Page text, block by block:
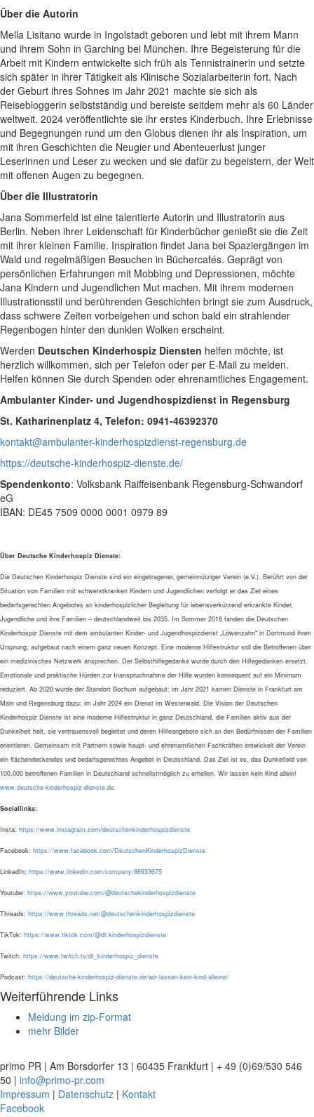
Über die Autorin
Mella Lisitano wurde in Ingolstadt geboren und lebt mit ihrem Mann
und ihrem Sohn in Garching bei München. Ihre Begeisterung für die
Arbeit mit Kindern entwickelte sich früh als Tennistrainerin und setzte
sich später in ihrer Tätigkeit als Klinische Sozialarbeiterin fort. Nach
der Geburt ihres Sohnes im Jahr 2021 machte sie sich als
Reisebloggerin selbstständig und bereiste seitdem mehr als 60 Länder
weltweit. 2024 veröffentlichte sie ihr erstes Kinderbuch. Ihre Erlebnisse
und Begegnungen rund um den Globus dienen ihr als Inspiration, um
mit ihren Geschichten die Neugier und Abenteuerlust junger
Leserinnen und Leser zu wecken und sie dafür zu begeistern, der Welt
mit offenen Augen zu begegnen.
Über die Illustratorin
Jana Sommerfeld ist eine talentierte Autorin und Illustratorin aus
Berlin. Neben ihrer Leidenschaft für Kinderbücher genießt sie die Zeit
mit ihrer kleinen Familie. Inspiration findet Jana bei Spaziergängen im
Wald und regelmäßigen Besuchen in Büchercafés. Geprägt von
persönlichen Erfahrungen mit Mobbing und Depressionen, möchte
Jana Kindern und Jugendlichen Mut machen. Mit ihrem modernen
Illustrationsstil und berührenden Geschichten bringt sie zum Ausdruck,
dass schwere Zeiten vorbeigehen und schon bald ein strahlender
Regenbogen hinter den dunklen Wolken erscheint.
Werden Deutschen Kinderhospiz Diensten helfen möchte, ist
herzlich willkommen, sich per Telefon oder per E-Mail zu melden.
Helfen können Sie durch Spenden oder ehrenamtliches Engagement.
Ambulanter Kinder- und Jugendhospizdienst in Regensburg
St. Katharinenplatz 4, Telefon: 0941-46392370
kontakt@ambulanter-kinderhospizdienst-regensburg.de
https://deutsche-kinderhospiz-dienste.de/
Spendenkonto: Volksbank Raiffeisenbank Regensburg-Schwandorf
eG
IBAN: DE45 7509 0000 0001 0979 89
Über Deutsche Kinderhospiz Dienste:
Die Deutschen Kinderhospiz Dienste sind ein eingetragener, gemeinnütziger Verein (e.V.). Berührt von der
Situation von Familien mit schwerstkranken Kindern und Jugendlichen verfolgt er das Ziel eines
bedarfsgerechten Angebotes an kinderhospizlicher Begleitung für lebensverkürzend erkrankte Kinder,
Jugendliche und ihre Familien – deutschlandweit bis 2035. Im Sommer 2018 fanden die Deutschen
Kinderhospiz Dienste mit dem ambulanten Kinder- und Jugendhospizdienst „Löwenzahn“ in Dortmund ihren
Ursprung, aufgebaut nach einem ganz neuen Konzept. Eine moderne Hilfestruktur soll die Betroffenen über
ein medizinisches Netzwerk ansprechen. Der Selbsthilfegedanke wurde durch den Hilfegedanken ersetzt.
Emotionale und praktische Hürden zur Inanspruchnahme der Hilfe wurden konsequent auf ein Minimum
reduziert. Ab 2020 wurde der Standort Bochum aufgebaut; im Jahr 2021 kamen Dienste in Frankfurt am
Main und Regensburg dazu; im Jahr 2024 ein Dienst im Westerwald. Die Vision der Deutschen
Kinderhospiz Dienste ist eine moderne Hilfestruktur in ganz Deutschland, die Familien aktiv aus der
Dunkelheit holt, sie vertrauensvoll begleitet und deren Hilfeangebote sich an den Bedürfnissen der Familien
orientieren. Gemeinsam mit Partnern sowie haupt- und ehrenamtlichen Fachkräften entwickelt der Verein
ein flächendeckendes und bedarfsgerechtes Angebot in Deutschland. Das Ziel ist es, das Dunkelfeld von
100.000 betroffenen Familien in Deutschland schnellstmöglich zu erhellen. Wir lassen kein Kind allein!
www.deutsche-kinderhospiz-dienste.de
Sociallinks:
Insta: https://www.instagram.com/deutschenkinderhospizdienste
Facebook: https://www.facebook.com/DeutschenKinderhospizDienste
LinkedIn: https://www.linkedin.com/company/86933675
Youtube: https://www.youtube.com/@deutschekinderhospizdienste
Threads: https://www.threads.net/@deutschenkinderhospizdienste
TikTok: https://www.tiktok.com/@dt.kinderhospizdienste
Twitch: https://www.twitch.tv/dt_kinderhospiz_dienste
Podcast: https://deutsche-kinderhospiz-dienste.de/wir-lassen-kein-kind-alleine/
Weiterführende Links
Meldung im zip-Format
mehr Bilder
primo PR | Am Borsdorfer 13 | 60435 Frankfurt | + 49 (0)69/530 546
50 | info@primo-pr.com
Impressum | Datenschutz | Kontakt
Facebook